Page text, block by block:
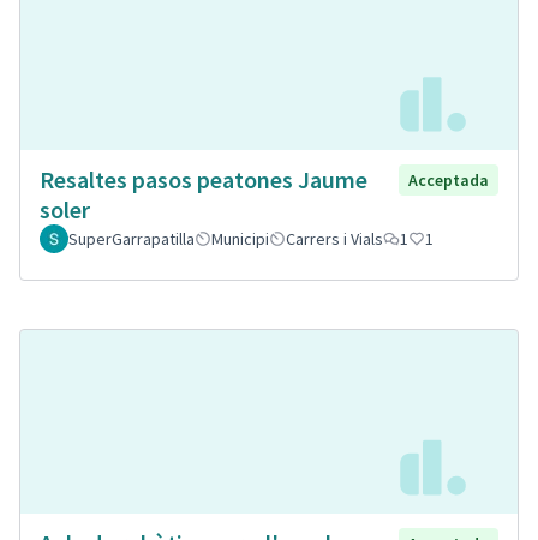
Resaltes pasos peatones Jaume
soler
Acceptada
SuperGarrapatilla Municipi Carrers i Vials 1 1